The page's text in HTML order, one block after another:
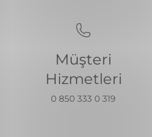
Müşteri
Hizmetleri
0 850 333 0 319